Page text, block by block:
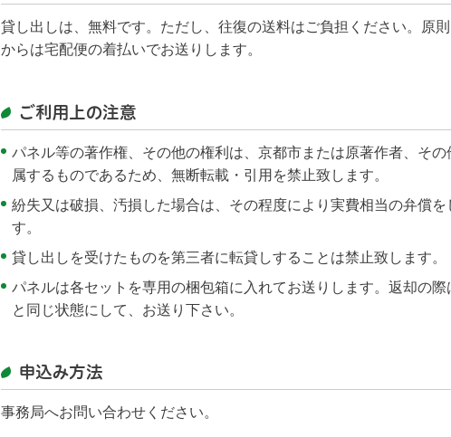
貸し出しは、無料です。ただし、往復の送料はご負担ください。原
からは宅配便の着払いでお送りします。
ご利用上の注意
パネル等の著作権、その他の権利は、京都市または原著作者、その
属するものであるため、無断転載・引用を禁止致します。
紛失又は破損、汚損した場合は、その程度により実費相当の弁償を
す。
貸し出しを受けたものを第三者に転貸しすることは禁止致します。
パネルは各セットを専用の梱包箱に入れてお送りします。返却の
と同じ状態にして、お送り下さい。
申込み方法
事務局へお問い合わせください。